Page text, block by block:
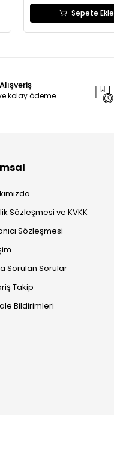
Sepete Ekle
kolay ödeme
Sözleşmesi ve KVKK
Sözleşmesi
Sorulan Sorular
Takip
Bildirimleri